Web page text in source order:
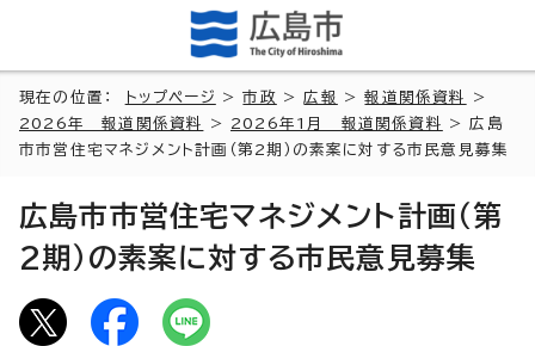
現在の位置： トップページ >市政 >広報 >報道関係資料
>
2026年 報道関係資料
> 2026年1月 報道関係資料
> 広島
市市営住宅マネジメント計画（第2期）の素案に対する市民意見募集
広島市市営住宅マネジメント計画（第
2期）の素案に対する市民意見募集